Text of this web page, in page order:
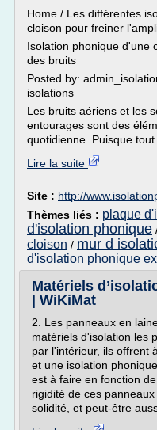
Home / Les différentes
cloison pour freiner
Isolation phonique d'une
des bruits
Posted by:
isolations
Les bruits aériens et les
entourages sont des
quotidienne. Puisque tout
Lire la suite
Site : http://
Thèmes liés : plaque
d'isolation phonique
cloison / mur d
d'isolation phonique
Matériels
| WiKiMat
2. Les panneaux en
matériels d'isolation les
par l'intérieur, ils offrent
et une isolation
est à faire en fonction
rigidité de ces
solidité, et peut-être